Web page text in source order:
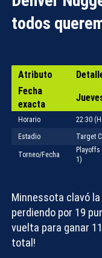
todos
Atributo
Fecha
exacta
Horario
22:30
Estadio
Target
Torneo/Fecha
Playoffs
1)
Minnessota clavó
perdiendo por 19
vuelta para ganar
total!